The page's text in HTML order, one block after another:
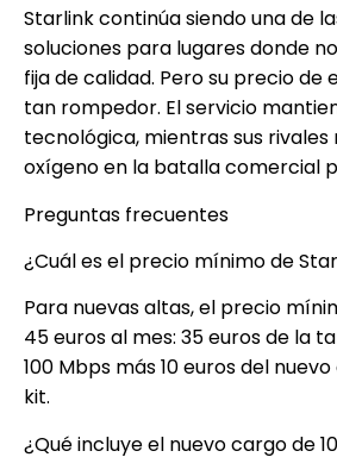
Starlink continúa siendo una de
soluciones para lugares donde
fija de calidad. Pero su precio de
tan rompedor. El servicio
tecnológica, mientras sus
oxígeno en la batalla comercial
Preguntas frecuentes
¿Cuál es el precio mínimo de
Para nuevas altas, el precio
45 euros al mes: 35 euros de la
100 Mbps más 10 euros del
kit.
¿Qué incluye el nuevo cargo de